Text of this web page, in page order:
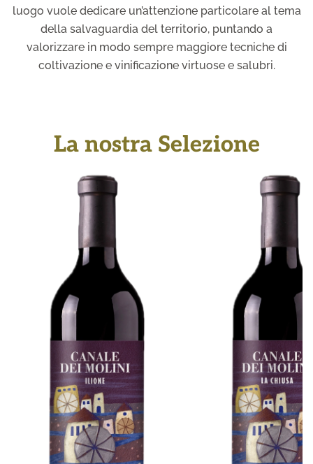
luogo vuole dedicare un’attenzione particolare al tema
della salvaguardia del territorio, puntando a
valorizzare in modo sempre maggiore tecniche di
coltivazione e vinificazione virtuose e salubri.
La nostra Selezione